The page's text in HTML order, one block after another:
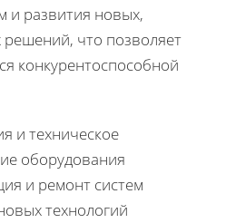
и развития новых,
что позволяет
конкурентоспособной
и техническое
оборудования
и ремонт систем
технологий